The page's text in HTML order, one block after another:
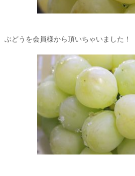
ぶどうを会員様から頂いちゃいました！